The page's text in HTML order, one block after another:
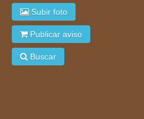
Subir foto
Publicar aviso
Buscar